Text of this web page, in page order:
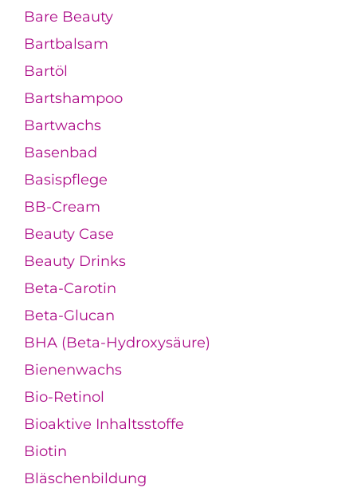
Bare Beauty
Bartbalsam
Bartöl
Bartshampoo
Bartwachs
Basenbad
Basispflege
BB-Cream
Beauty Case
Beauty Drinks
Beta-Carotin
Beta-Glucan
BHA (Beta-Hydroxysäure)
Bienenwachs
Bio-Retinol
Bioaktive Inhaltsstoffe
Biotin
Bläschenbildung